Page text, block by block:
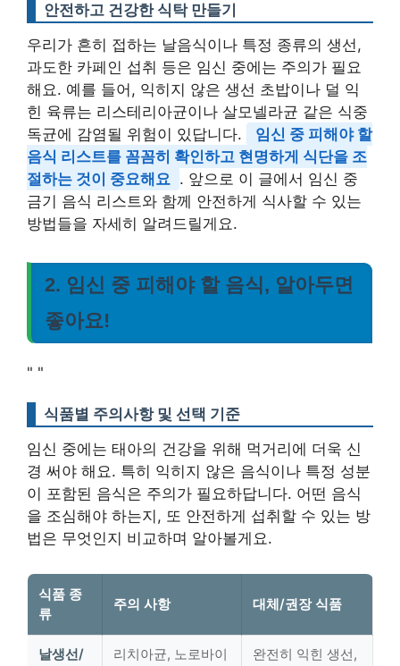
안전하고 건강한 식탁 만들기
우리가 흔히 접하는 날음식이나 특정 종류의 생선,
과도한 카페인 섭취 등은 임신 중에는 주의가 필요
해요. 예를 들어, 익히지 않은 생선 초밥이나 덜 익
힌 육류는 리스테리아균이나 살모넬라균 같은 식중
독균에 감염될 위험이 있답니다.
임신 중 피해야 할
음식 리스트를 꼼꼼히 확인하고 현명하게 식단을 조
절하는 것이 중요해요 . 앞으로 이 글에서 임신 중
금기 음식 리스트와 함께 안전하게 식사할 수 있는
방법들을 자세히 알려드릴게요.
2. 임신 중 피해야 할 음식, 알아두면
좋아요!
" "
식품별 주의사항 및 선택 기준
임신 중에는 태아의 건강을 위해 먹거리에 더욱 신
경 써야 해요. 특히 익히지 않은 음식이나 특정 성분
이 포함된 음식은 주의가 필요하답니다. 어떤 음식
을 조심해야 하는지, 또 안전하게 섭취할 수 있는 방
법은 무엇인지 비교하며 알아볼게요.
식품 종
류
주의 사항 대체/권장 식품
날생선/
리치아균, 노로바이
완전히 익힌 생선,